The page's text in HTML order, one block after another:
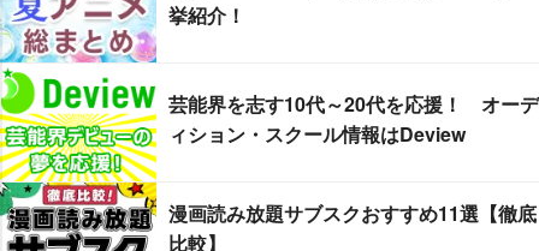
挙紹介！
芸能界を志す10代～20代を応援！ オーデ
ィション・スクール情報はDeview
漫画読み放題サブスクおすすめ11選【徹底
比較】